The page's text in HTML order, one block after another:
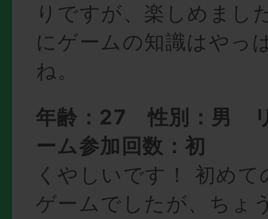
りですが、楽しめまし
にゲームの知識はやっ
ね。
年齢：27 性別：男
ーム参加回数：初
くやしいです！ 初め
ゲームでしたが、ちょ